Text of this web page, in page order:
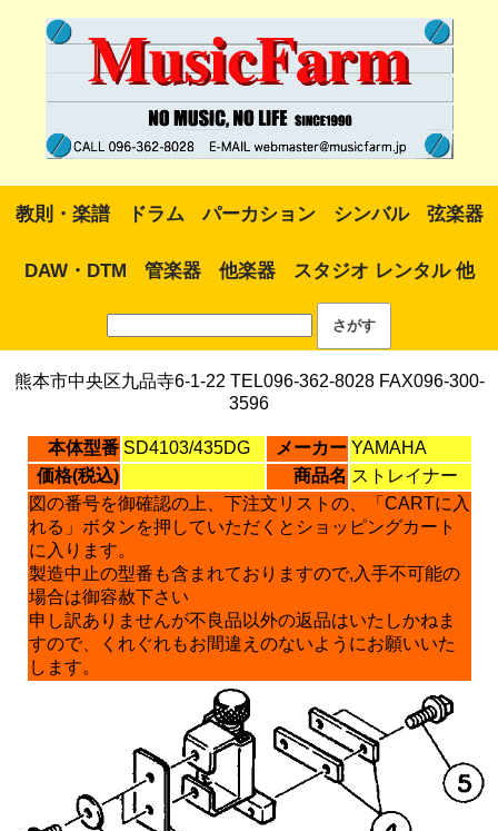
教則・楽譜 ドラム パーカション シンバル 弦楽器
DAW・DTM 管楽器 他楽器 スタジオ レンタル 他
熊本市中央区九品寺6-1-22 TEL096-362-8028 FAX096-300-
3596
本体型番 SD4103/435DG メーカー YAMAHA
価格(税込)
商品名 ストレイナー
図の番号を御確認の上、下注文リストの、「CARTに入
れる」ボタンを押していただくとショッピングカート
に入ります。
製造中止の型番も含まれておりますので,入手不可能の
場合は御容赦下さい
申し訳ありませんが不良品以外の返品はいたしかねま
すので、くれぐれもお間違えのないようにお願いいた
します。